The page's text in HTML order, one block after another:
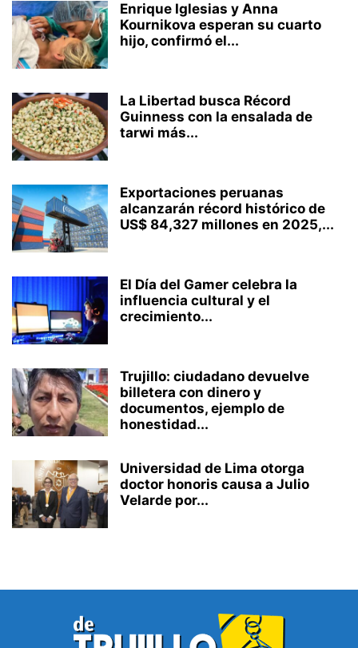
Enrique Iglesias y Anna
Kournikova esperan su cuarto
hijo, confirmó el...
La Libertad busca Récord
Guinness con la ensalada de
tarwi más...
Exportaciones peruanas
alcanzarán récord histórico de
US$ 84,327 millones en 2025,...
El Día del Gamer celebra la
influencia cultural y el
crecimiento...
Trujillo: ciudadano devuelve
billetera con dinero y
documentos, ejemplo de
honestidad...
Universidad de Lima otorga
doctor honoris causa a Julio
Velarde por...